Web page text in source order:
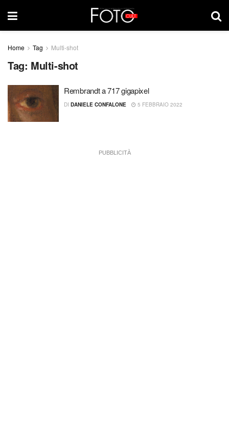
Home Tag Multi-shot
Tag: Multi-shot
Rembrandt a 717 gigapixel
DI DANIELE CONFALONE 5 FEBBRAIO 2022
PUBBLICITÀ